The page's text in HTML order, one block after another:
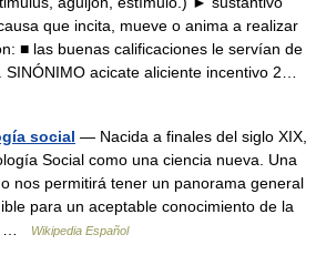
que incita, mueve o anima a realizar
■ las buenas calificaciones le servían de
acicate aliciente incentivo 2…
social — Nacida a finales del siglo XIX,
Social como una ciencia nueva. Una
nos permitirá tener un panorama general
para un aceptable conocimiento de la
…
Wikipedia Español